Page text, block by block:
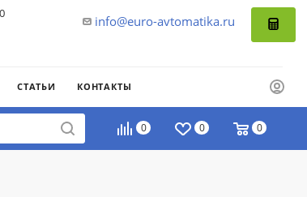
info@euro-avtomatika.ru
СТАТЬИ КОНТАКТЫ
0 0 0